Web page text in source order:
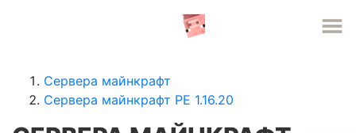
Сервера майнкрафт
Сервера майнкрафт PE 1.16.20